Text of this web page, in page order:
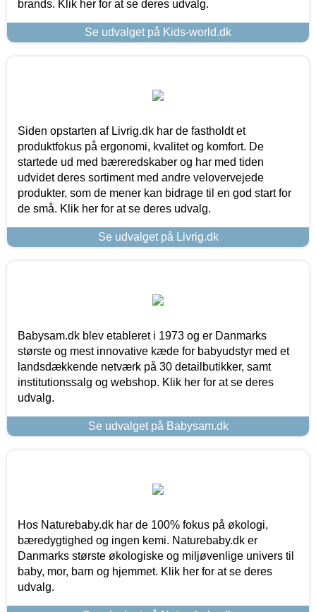
brands. Klik her for at se deres udvalg.
Se udvalget på Kids-world.dk
Siden opstarten af Livrig.dk har de fastholdt et
produktfokus på ergonomi, kvalitet og komfort. De
startede ud med bæreredskaber og har med tiden
udvidet deres sortiment med andre velovervejede
produkter, som de mener kan bidrage til en god start for
de små. Klik her for at se deres udvalg.
Se udvalget på Livrig.dk
Babysam.dk blev etableret i 1973 og er Danmarks
største og mest innovative kæde for babyudstyr med et
landsdækkende netværk på 30 detailbutikker, samt
institutionssalg og webshop. Klik her for at se deres
udvalg.
Se udvalget på Babysam.dk
Hos Naturebaby.dk har de 100% fokus på økologi,
bæredygtighed og ingen kemi. Naturebaby.dk er
Danmarks største økologiske og miljøvenlige univers til
baby, mor, barn og hjemmet. Klik her for at se deres
udvalg.